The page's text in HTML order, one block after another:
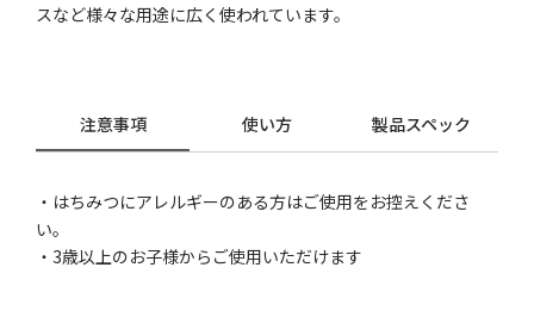
スなど様々な用途に広く使われています。
注意事項 使い方 製品スペック
・はちみつにアレルギーのある方はご使用をお控えくださ
い。
・3歳以上のお子様からご使用いただけます